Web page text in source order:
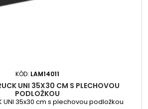
KÓD: LAM14011
UNI 35X30 CM S PLECHOVOU
PODLOŽKOU
UNI 35x30 cm s plechovou podložkou